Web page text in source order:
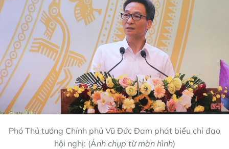
Phó Thủ tướng Chính phủ Vũ Đức Đam phát biểu chỉ đạo
hội nghị: (Ảnh chụp từ màn hình)